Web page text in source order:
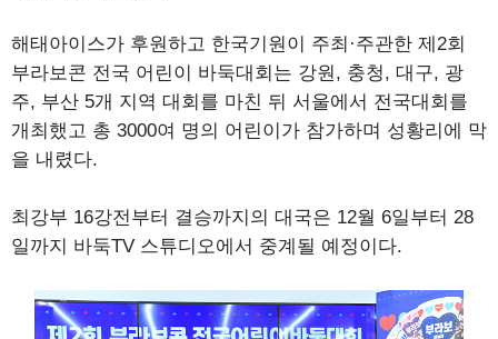
해태아이스가 후원하고 한국기원이 주최·주관한 제2회
부라보콘 전국 어린이 바둑대회는 강원, 충청, 대구, 광
주, 부산 5개 지역 대회를 마친 뒤 서울에서 전국대회를
개최했고 총 3000여 명의 어린이가 참가하며 성황리에 막
을 내렸다.
최강부 16강전부터 결승까지의 대국은 12월 6일부터 28
일까지 바둑TV 스튜디오에서 중계될 예정이다.